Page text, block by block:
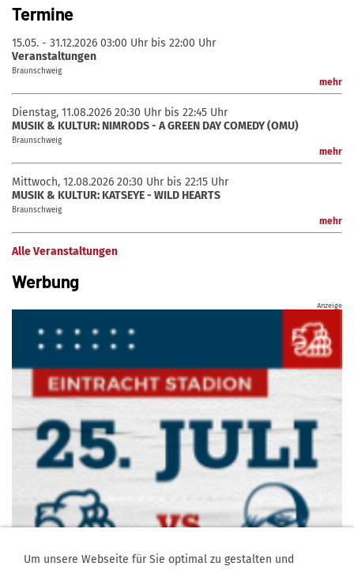
Termine
15.05. - 31.12.2026 03:00 Uhr bis 22:00 Uhr
Veranstaltungen
Braunschweig
mehr
Dienstag, 11.08.2026 20:30 Uhr bis 22:45 Uhr
MUSIK & KULTUR: NIMRODS - A GREEN DAY COMEDY (OMU)
Braunschweig
mehr
Mittwoch, 12.08.2026 20:30 Uhr bis 22:15 Uhr
MUSIK & KULTUR: KATSEYE - WILD HEARTS
Braunschweig
mehr
Alle Veranstaltungen
Werbung
Anzeige
Um unsere Webseite für Sie optimal zu gestalten und